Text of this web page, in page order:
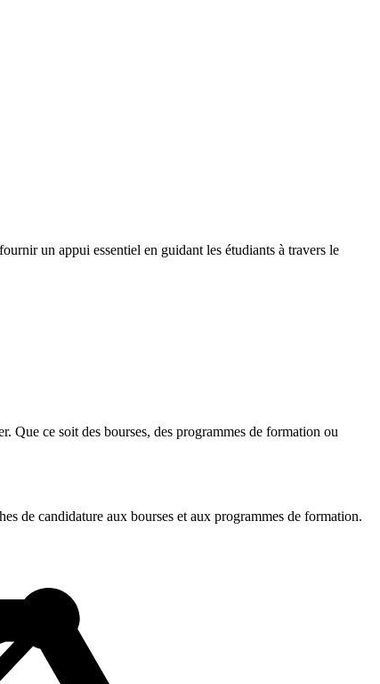
un appui essentiel en guidant les étudiants à travers le
Que ce soit des bourses, des programmes de formation ou
de candidature aux bourses et aux programmes de formation.